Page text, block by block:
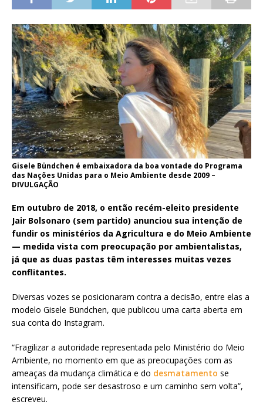
Gisele Bündchen é embaixadora da boa vontade do Programa
das Nações Unidas para o Meio Ambiente desde 2009 –
DIVULGAÇÃO
Em outubro de 2018, o então recém-eleito presidente
Jair Bolsonaro (sem partido) anunciou sua intenção de
fundir os ministérios da Agricultura e do Meio Ambiente
— medida vista com preocupação por ambientalistas,
já que as duas pastas têm interesses muitas vezes
conflitantes.
Diversas vozes se posicionaram contra a decisão, entre elas a
modelo Gisele Bündchen, que publicou uma carta aberta em
sua conta do Instagram.
“Fragilizar a autoridade representada pelo Ministério do Meio
Ambiente, no momento em que as preocupações com as
ameaças da mudança climática e do desmatamento se
intensificam, pode ser desastroso e um caminho sem volta”,
escreveu.